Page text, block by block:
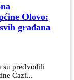
Olovo:
građana
su predvodili
Ćazi...